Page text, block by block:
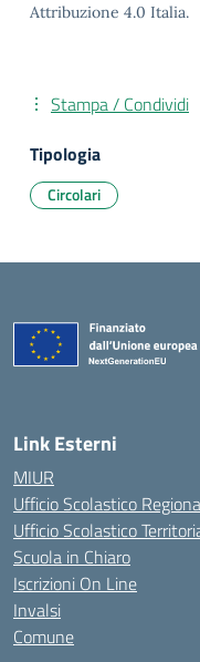
Attribuzione 4.0 Italia.
Stampa / Condividi
Tipologia
Circolari
Link Esterni
MIUR
Ufficio Scolastico
Ufficio Scolastico
Scuola in Chiaro
Iscrizioni On Line
Invalsi
Comune